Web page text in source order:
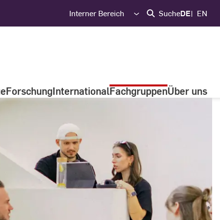
Interner Bereich SucheDE EN
ForschungInternationalFachgruppenÜber uns